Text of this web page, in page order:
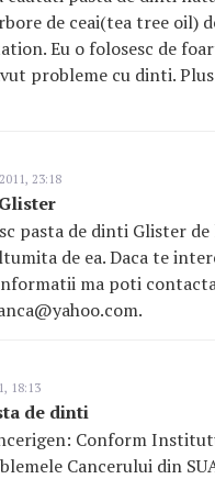
de ceai(tea tree oil)
Eu o folosesc de
probleme cu dinti.
23:18
pasta de dinti Glister de
de ea. Daca te
ma poti
18:13
de dinti
Conform
Cancerului din